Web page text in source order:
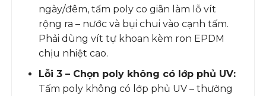
ngày/đêm, tấm poly co giãn làm lỗ vít
rộng ra – nước và bụi chui vào cạnh tấm.
Phải dùng vít tự khoan kèm ron EPDM
chịu nhiệt cao.
Lỗi 3 – Chọn poly không có lớp phủ UV:
Tấm poly không có lớp phủ UV – thường